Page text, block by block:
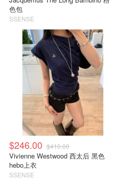
色包
SSENSE
$246.00 $410.00
Vivienne Westwood 西太后 黑色
hebo上衣
SSENSE